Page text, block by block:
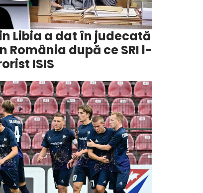
Libia a dat în judecată
România după ce SRI l-
ISIS